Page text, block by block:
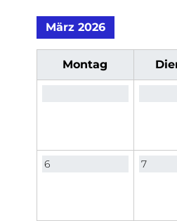
März 2026
Montag Di
6 7